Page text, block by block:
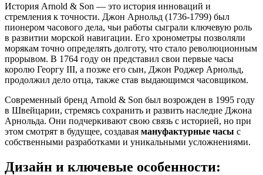
История Arnold & Son — это история инноваций и
стремления к точности. Джон Арнольд (1736-1799) был
пионером часового дела, чьи работы сыграли ключевую роль
в развитии морской навигации. Его хронометры позволяли
морякам точно определять долготу, что стало революционным
прорывом. В 1764 году он представил свои первые часы
королю Георгу III, а позже его сын, Джон Роджер Арнольд,
продолжил дело отца, также став выдающимся часовщиком.
Современный бренд Arnold & Son был возрожден в 1995 году
в Швейцарии, стремясь сохранить и развить наследие Джона
Арнольда. Они подчеркивают свою связь с историей, но при
этом смотрят в будущее, создавая мануфактурные часы с
собственными разработками и уникальными усложнениями.
Дизайн и ключевые особенности: